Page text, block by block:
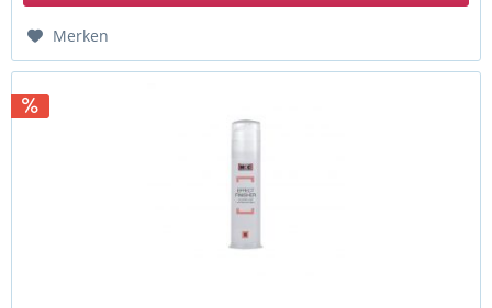
Merken